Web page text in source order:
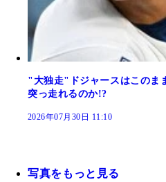
"大独走"ドジャースはこのま
突っ走れるのか!?
2026年07月30日 11:10
写真をもっと見る